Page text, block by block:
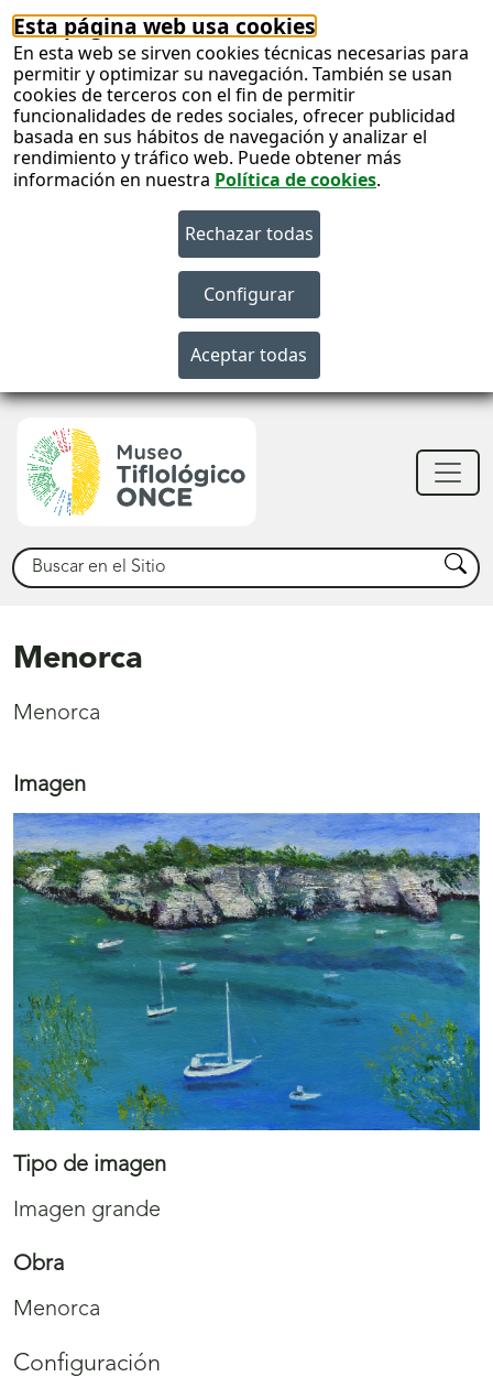
Esta página web usa cookies
En esta web se sirven cookies técnicas necesarias para
permitir y optimizar su navegación. También se usan
cookies de terceros con el fin de permitir
funcionalidades de redes sociales, ofrecer publicidad
basada en sus hábitos de navegación y analizar el
rendimiento y tráfico web. Puede obtener más
información en nuestra Política de cookies.
Buscar Buscar
Menorca
Menorca
Imagen
Tipo de imagen
Imagen grande
Obra
Menorca
Configuración